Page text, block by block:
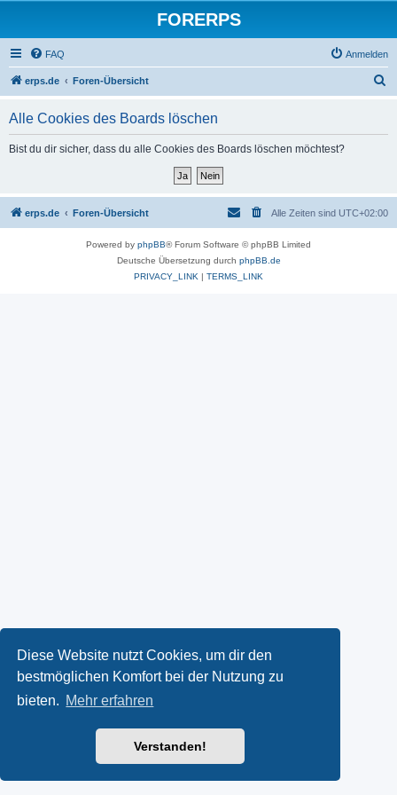
Diese Website nutzt Cookies, um dir den
bestmöglichen Komfort bei der Nutzung zu
bieten. Mehr erfahren
Verstanden!
FORERPS
FAQ Anmelden
erps.de Foren-Übersicht
Alle Cookies des Boards löschen
Bist du dir sicher, dass du alle Cookies des Boards löschen möchtest?
erps.de Foren-Übersicht Alle Zeiten sind UTC+02:00
Powered by phpBB® Forum Software © phpBB Limited
Deutsche Übersetzung durch phpBB.de
PRIVACY_LINK | TERMS_LINK